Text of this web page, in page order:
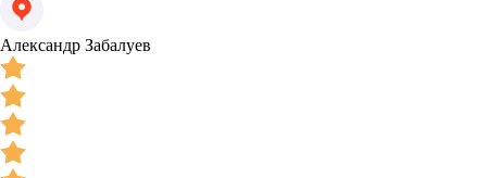
Александр Забалуев